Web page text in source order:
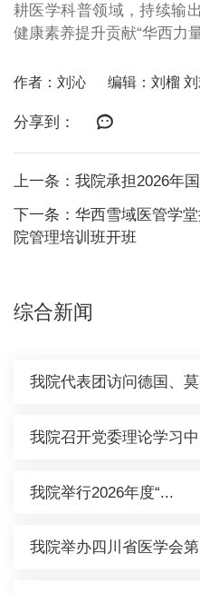
耕医学科普领域，持续输
健康素养提升贡献“华西力量
作者：刘沁 编辑：刘榴 刘
分享到：
上一条：我院承担2026年
下一条：华西雪域医管学
院管理培训班开班
综合新闻
我院代表团访问德国、
我院召开党委理论学习
我院举行2026年度“...
我院举办四川省医学会